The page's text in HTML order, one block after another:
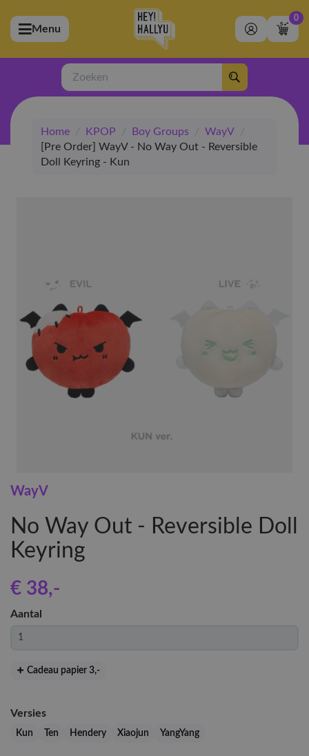
(Artiesten)
(Merchandise)
(Exclusive)
(Winkel)
Menu
0
Zoeken
Home / KPOP / Boy Groups / WayV
/
[Pre Order] WayV - No Way Out - Reversible
Doll Keyring - Kun
WayV
No Way Out - Reversible Doll
Keyring
€ 38,-
Aantal
Cadeau papier 3,-
Versies
Kun Ten Hendery Xiaojun YangYang